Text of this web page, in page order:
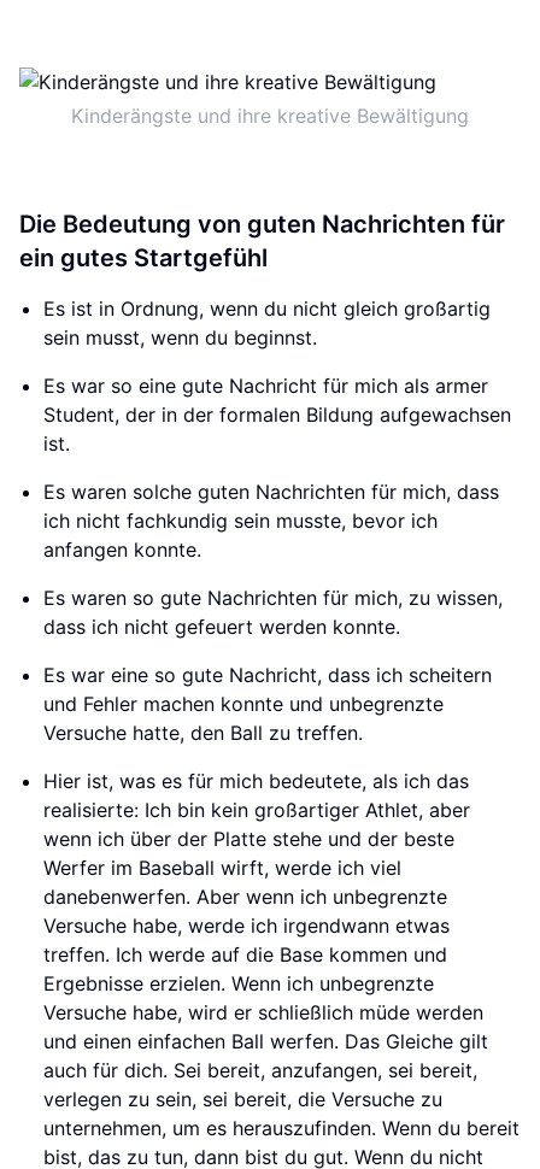
Kinderängste und ihre kreative Bewältigung
Die Bedeutung von guten Nachrichten für
ein gutes Startgefühl
Es ist in Ordnung, wenn du nicht gleich großartig
sein musst, wenn du beginnst.
Es war so eine gute Nachricht für mich als armer
Student, der in der formalen Bildung aufgewachsen
ist.
Es waren solche guten Nachrichten für mich, dass
ich nicht fachkundig sein musste, bevor ich
anfangen konnte.
Es waren so gute Nachrichten für mich, zu wissen,
dass ich nicht gefeuert werden konnte.
Es war eine so gute Nachricht, dass ich scheitern
und Fehler machen konnte und unbegrenzte
Versuche hatte, den Ball zu treffen.
Hier ist, was es für mich bedeutete, als ich das
realisierte: Ich bin kein großartiger Athlet, aber
wenn ich über der Platte stehe und der beste
Werfer im Baseball wirft, werde ich viel
danebenwerfen. Aber wenn ich unbegrenzte
Versuche habe, werde ich irgendwann etwas
treffen. Ich werde auf die Base kommen und
Ergebnisse erzielen. Wenn ich unbegrenzte
Versuche habe, wird er schließlich müde werden
und einen einfachen Ball werfen. Das Gleiche gilt
auch für dich. Sei bereit, anzufangen, sei bereit,
verlegen zu sein, sei bereit, die Versuche zu
unternehmen, um es herauszufinden. Wenn du bereit
bist, das zu tun, dann bist du gut. Wenn du nicht